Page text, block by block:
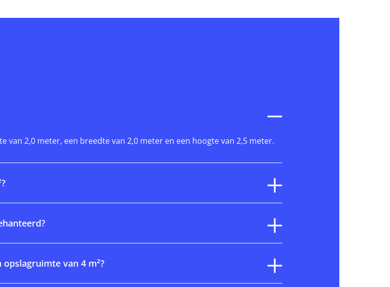
van 2,0 meter, een breedte van 2,0 meter en een hoogte van 2,5 meter.
van 4 m²?